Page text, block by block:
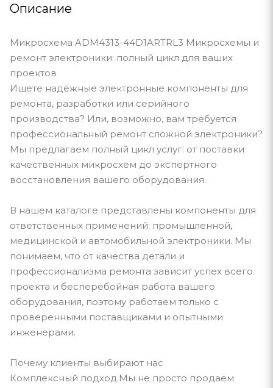
Описание
Микросхема ADM4313-44D1ARTRL3 Микросхемы и
ремонт электроники: полный цикл для ваших
проектов
Ищете надёжные электронные компоненты для
ремонта, разработки или серийного
производства? Или, возможно, вам требуется
профессиональный ремонт сложной электроники?
Мы предлагаем полный цикл услуг: от поставки
качественных микросхем до экспертного
восстановления вашего оборудования.
В нашем каталоге представлены компоненты для
ответственных применений: промышленной,
медицинской и автомобильной электроники. Мы
понимаем, что от качества детали и
профессионализма ремонта зависит успех всего
проекта и бесперебойная работа вашего
оборудования, поэтому работаем только с
проверенными поставщиками и опытными
инженерами.
Почему клиенты выбирают нас
Комплексный подход.Мы не просто продаём